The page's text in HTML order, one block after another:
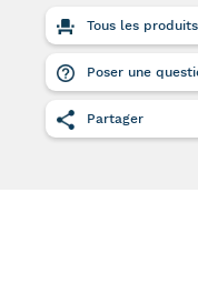
Tous les
Poser une
Partager